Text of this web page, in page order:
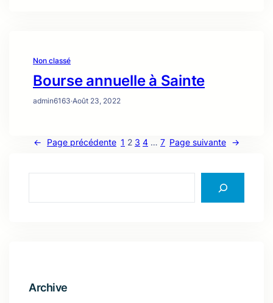
Non classé
Bourse annuelle à Sainte
admin6163·Août 23, 2022
← Page précédente 1 2 3 4 … 7 Page suivante →
S
r
Archive